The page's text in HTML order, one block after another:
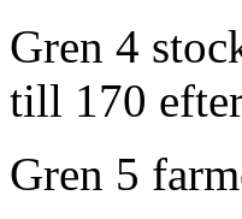
Gren 4
till 170
Gren 5